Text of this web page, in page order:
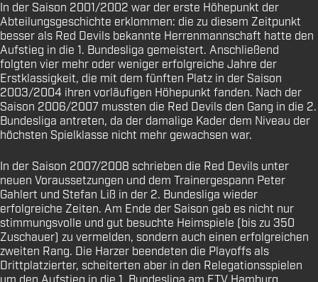
In der Saison 2001/2002 war der erste Höhepunkt der
Abteilungsgeschichte erklommen: die zu diesem Zeitpunkt
besser als Red Devils bekannte Herrenmannschaft hatte den
Aufstieg in die 1. Bundesliga gemeistert. Anschließend
folgten vier mehr oder weniger erfolgreiche Jahre der
Erstklassigkeit, die mit dem fünften Platz in der Saison
2003/2004 ihren vorläufigen Höhepunkt fanden. Nach der
Saison 2006/2007 mussten die Red Devils den Gang in die 2.
Bundesliga antreten, da der damalige Kader dem Niveau der
höchsten Spielklasse nicht mehr gewachsen war.
In der Saison 2007/2008 schrieben die Red Devils unter
neuen Voraussetzungen und dem Trainergespann Peter
Gahlert und Stefan Liß in der 2. Bundesliga wieder
erfolgreiche Zeiten. Am Ende der Saison gab es nicht nur
stimmungsvolle und gut besuchte Heimspiele (bis zu 350
Zuschauer) zu vermelden, sondern auch einen erfolgreichen
zweiten Rang. Die Harzer beendeten die Playoffs als
Drittplatzierter, scheiterten aber in den Relegationsspielen